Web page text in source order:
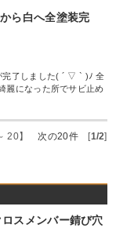
ら白へ全塗装完
完了しました( ´ ▽ ` )ﾉ 全
麗になった所でサビ止め
20】 次の20件[1/2]
スメンバー錆び穴